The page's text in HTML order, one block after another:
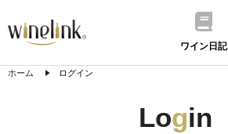
ワイン日記
ホーム ログイン
Login